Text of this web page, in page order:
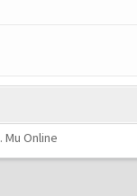
. Mu Online